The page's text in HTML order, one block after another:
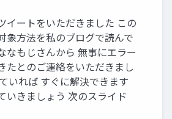
イートをいただきました この
象方法を私のブログで読んで
なもじさんから 無事にエラー
たとのご連絡をいただきまし
いれば すぐに解決できます
いきましょう 次のスライド